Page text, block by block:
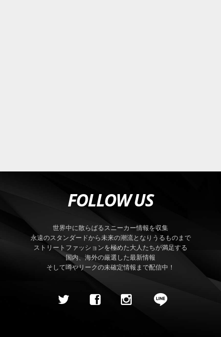
FOLLOW US
世界中に散らばるスニーカー情報を収集
永遠のスタンダードから未来の潮流となりうるものまで
ストリートファッションを極めた大人たちが満足する
国内、海外の厳選した最新情報
そして噂やリークの未確定情報まで配信中！